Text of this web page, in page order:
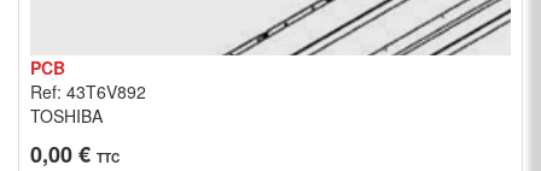
PCB
Ref: 43T6V892
TOSHIBA
0,00 € TTC